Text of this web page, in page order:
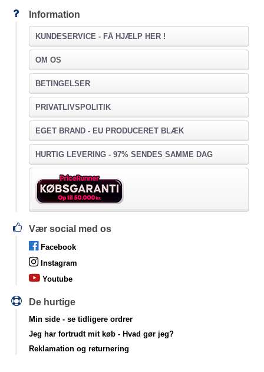
Information
KUNDESERVICE - FÅ HJÆLP HER !
OM OS
BETINGELSER
PRIVATLIVSPOLITIK
EGET BRAND - EU PRODUCERET BLÆK
HURTIG LEVERING - 97% SENDES SAMME DAG
Vær social med os
Facebook
Instagram
Youtube
De hurtige
Min side - se tidligere ordrer
Jeg har fortrudt mit køb - Hvad gør jeg?
Reklamation og returnering